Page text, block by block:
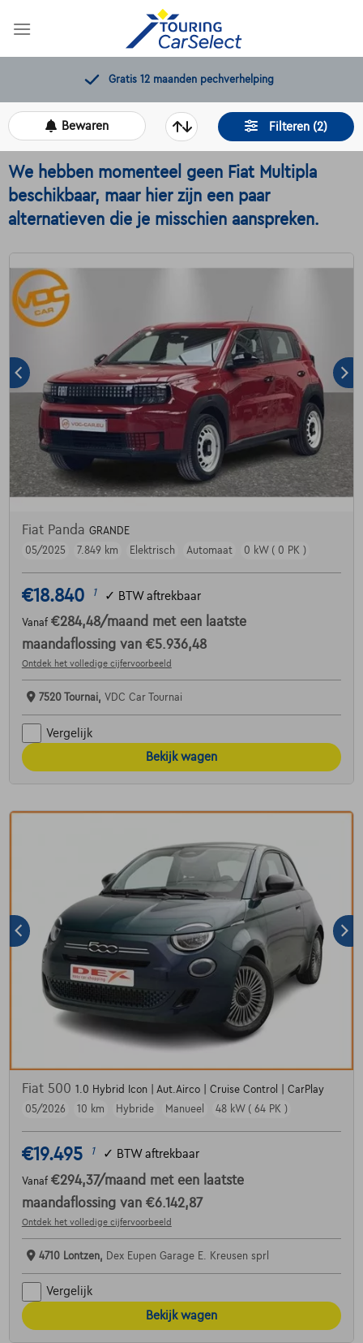
Gratis 12 maanden pechverhelping
Filteren (2)
Bewaren
We hebben momenteel geen Fiat Multipla
beschikbaar, maar hier zijn een paar
alternatieven die je misschien aanspreken.
Fiat Panda GRANDE
05/2025
7.849 km Elektrisch Automaat 0 kW ( 0 PK )
€18.840 1 ✓ BTW aftrekbaar
Vanaf €284,48/maand met een laatste
maandaflossing van €5.936,48
Ontdek het volledige cijfervoorbeeld
7520 Tournai, VDC Car Tournai
Vergelijk
Bekijk wagen
Fiat 500 1.0 Hybrid Icon | Aut.Airco | Cruise Control | CarPlay
05/2026
10 km Hybride Manueel 48 kW ( 64 PK )
€19.495 1 ✓ BTW aftrekbaar
Vanaf €294,37/maand met een laatste
maandaflossing van €6.142,87
Ontdek het volledige cijfervoorbeeld
4710 Lontzen, Dex Eupen Garage E. Kreusen sprl
Vergelijk
Bekijk wagen